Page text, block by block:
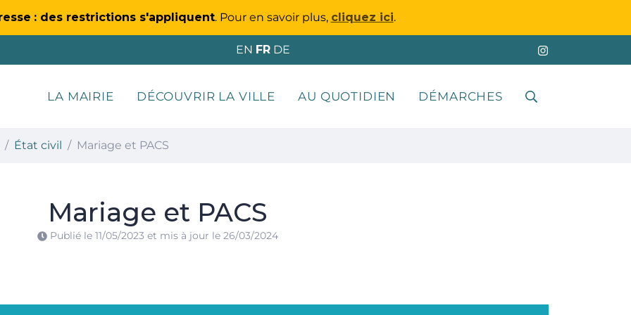
: des restrictions s'appliquent. Pour en savoir plus, cliquez ici.
EN FR DE
LA MAIRIE DÉCOUVRIR LA VILLE AU QUOTIDIEN DÉMARCHES RECHERCHE
État civil Mariage et PACS
Mariage et PACS
Publié le 11/05/2023 et mis à jour le 26/03/2024